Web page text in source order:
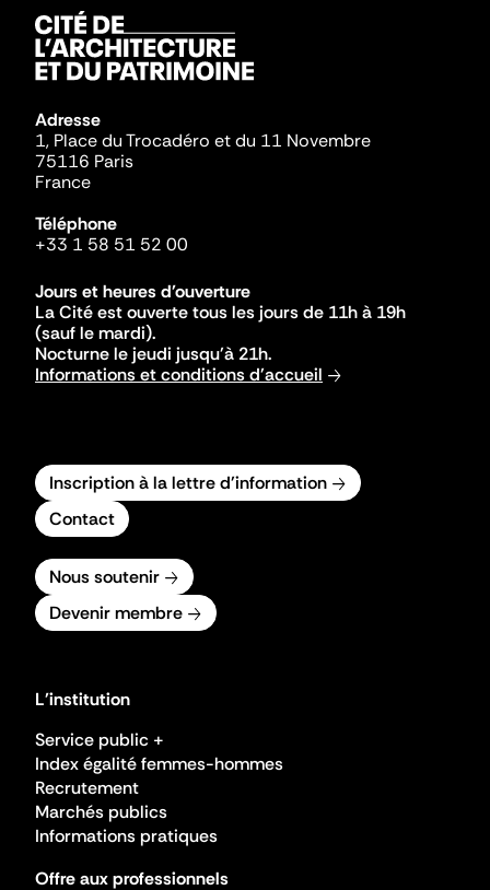
Adresse
1, Place du Trocadéro et du 11 Novembre
75116 Paris
France
Téléphone
+33 1 58 51 52 00
Jours et heures d'ouverture
La Cité est ouverte tous les jours de 11h à 19h
(sauf le mardi).
Nocturne le jeudi jusqu'à 21h.
Informations et conditions d'accueil
Inscription à la lettre d'information
Contact
Nous soutenir
Devenir membre
L'institution
Service public +
Index égalité femmes-hommes
Recrutement
Marchés publics
Informations pratiques
Offre aux professionnels